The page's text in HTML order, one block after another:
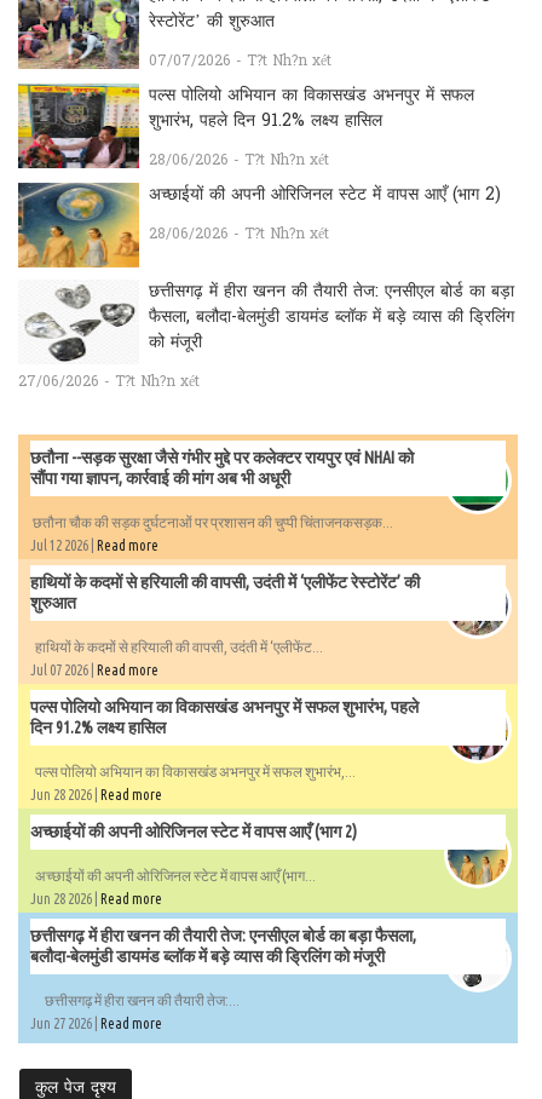
रेस्टोरेंट’ की शुरुआत
07/07/2026 - T?t Nh?n xét
पल्स पोलियो अभियान का विकासखंड अभनपुर में सफल
शुभारंभ, पहले दिन 91.2% लक्ष्य हासिल
28/06/2026 - T?t Nh?n xét
अच्छाईयों की अपनी ओरिजिनल स्टेट में वापस आएँ (भाग 2)
28/06/2026 - T?t Nh?n xét
छत्तीसगढ़ में हीरा खनन की तैयारी तेज: एनसीएल बोर्ड का बड़ा
फैसला, बलौदा-बेलमुंडी डायमंड ब्लॉक में बड़े व्यास की ड्रिलिंग
को मंजूरी
27/06/2026 - T?t Nh?n xét
छतौना --सड़क सुरक्षा जैसे गंभीर मुद्दे पर कलेक्टर रायपुर एवं NHAI को
सौंपा गया ज्ञापन, कार्रवाई की मांग अब भी अधूरी
छतौना चौक की सड़क दुर्घटनाओं पर प्रशासन की चुप्पी चिंताजनकसड़क...
Jul 12 2026 | Read more
हाथियों के कदमों से हरियाली की वापसी, उदंती में ‘एलीफेंट रेस्टोरेंट’ की
शुरुआत
हाथियों के कदमों से हरियाली की वापसी, उदंती में ‘एलीफेंट...
Jul 07 2026 | Read more
पल्स पोलियो अभियान का विकासखंड अभनपुर में सफल शुभारंभ, पहले
दिन 91.2% लक्ष्य हासिल
पल्स पोलियो अभियान का विकासखंड अभनपुर में सफल शुभारंभ,...
Jun 28 2026 | Read more
अच्छाईयों की अपनी ओरिजिनल स्टेट में वापस आएँ (भाग 2)
अच्छाईयों की अपनी ओरिजिनल स्टेट में वापस आएँ (भाग...
Jun 28 2026 | Read more
छत्तीसगढ़ में हीरा खनन की तैयारी तेज: एनसीएल बोर्ड का बड़ा फैसला,
बलौदा-बेलमुंडी डायमंड ब्लॉक में बड़े व्यास की ड्रिलिंग को मंजूरी
छत्तीसगढ़ में हीरा खनन की तैयारी तेज:...
Jun 27 2026 | Read more
कुल पेज दृश्य